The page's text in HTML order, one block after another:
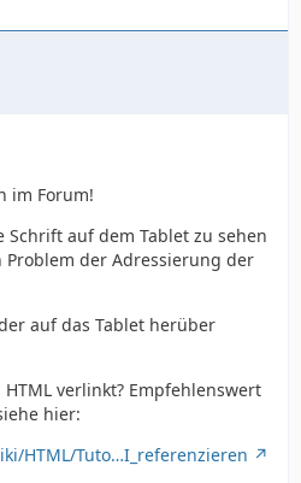
im Forum!
auf dem Tablet zu sehen
der Adressierung der
auf das Tablet herüber
verlinkt? Empfehlenswert
hier:
HTML/Tuto…I_referenzieren